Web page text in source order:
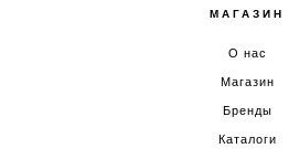
МАГАЗИН
О нас
Магазин
Бренды
Каталоги